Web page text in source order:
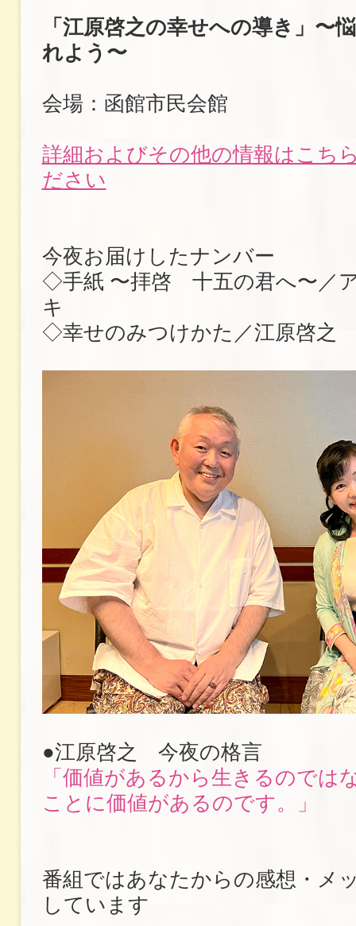
「江原啓之の幸せへの導き」〜
れよう〜
会場：函館市民会館
詳細およびその他の情報はこち
ださい
今夜お届けしたナンバー
◇手紙 〜拝啓 十五の君へ〜／
キ
◇幸せのみつけかた／江原啓之
●江原啓之 今夜の格言
「価値があるから生きるのでは
ことに価値があるのです。」
番組ではあなたからの感想・メ
しています